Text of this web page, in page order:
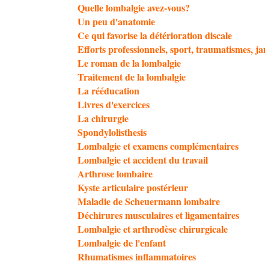
Quelle lombalgie avez-vous?
Un peu d'anatomie
Ce qui favorise la détérioration discale
Efforts professionnels, sport, traumatismes,
Le roman de la lombalgie
Traitement de la lombalgie
La rééducation
Livres d'exercices
La chirurgie
Spondylolisthesis
Lombalgie et examens complémentaires
Lombalgie et accident du travail
Arthrose lombaire
Kyste articulaire postérieur
Maladie de Scheuermann lombaire
Déchirures musculaires et ligamentaires
Lombalgie et arthrodèse chirurgicale
Lombalgie de l'enfant
Rhumatismes inflammatoires